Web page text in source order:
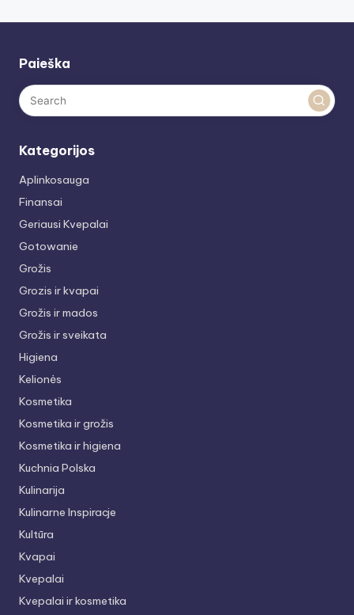
Paieška
Kategorijos
Aplinkosauga
Finansai
Geriausi Kvepalai
Gotowanie
Grožis
Grozis ir kvapai
Grožis ir mados
Grožis ir sveikata
Higiena
Kelionės
Kosmetika
Kosmetika ir grožis
Kosmetika ir higiena
Kuchnia Polska
Kulinarija
Kulinarne Inspiracje
Kultūra
Kvapai
Kvepalai
Kvepalai ir kosmetika